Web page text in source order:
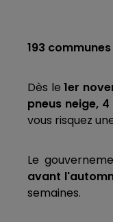
193
Dès le1er
pneus neige, 4
vous risquez
Le
avant
semaines.